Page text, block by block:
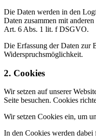
Die Daten werden in den
Daten zusammen mit
Art. 6 Abs. 1 lit. f DSGVO.
Die Erfassung der Daten zur
Widerspruchsmöglichkeit.
2. Cookies
Wir setzen auf unserer
Seite besuchen. Cookies
Wir setzen Cookies ein, um
In den Cookies werden dabei